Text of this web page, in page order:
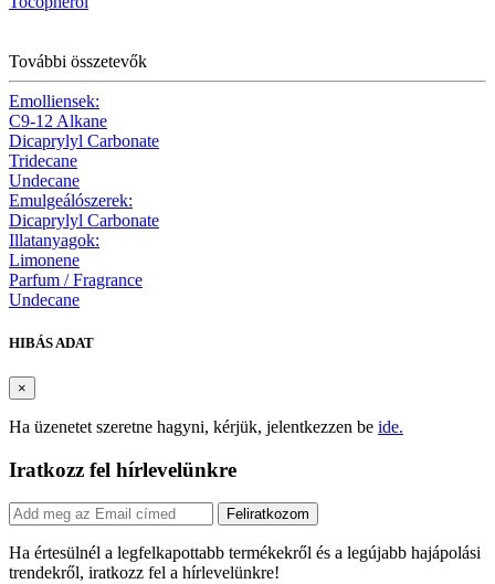
További összetevők
Emolliensek:
C9-12 Alkane
Dicaprylyl Carbonate
Tridecane
Undecane
Emulgeálószerek:
Dicaprylyl Carbonate
Illatanyagok:
Limonene
Parfum / Fragrance
Undecane
HIBÁS ADAT
×
Ha üzenetet szeretne hagyni, kérjük, jelentkezzen be ide.
Iratkozz fel hírlevelünkre
Feliratkozom
Ha értesülnél a legfelkapottabb termékekről és a legújabb hajápolási
trendekről, iratkozz fel a hírlevelünkre!